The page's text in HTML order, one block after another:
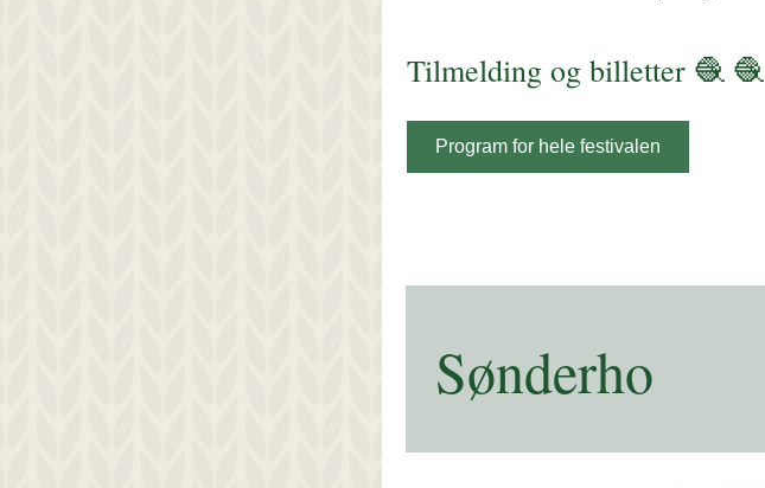
Tilmelding og billetter 🧶 🧶
Program for hele festivalen
Sønderho